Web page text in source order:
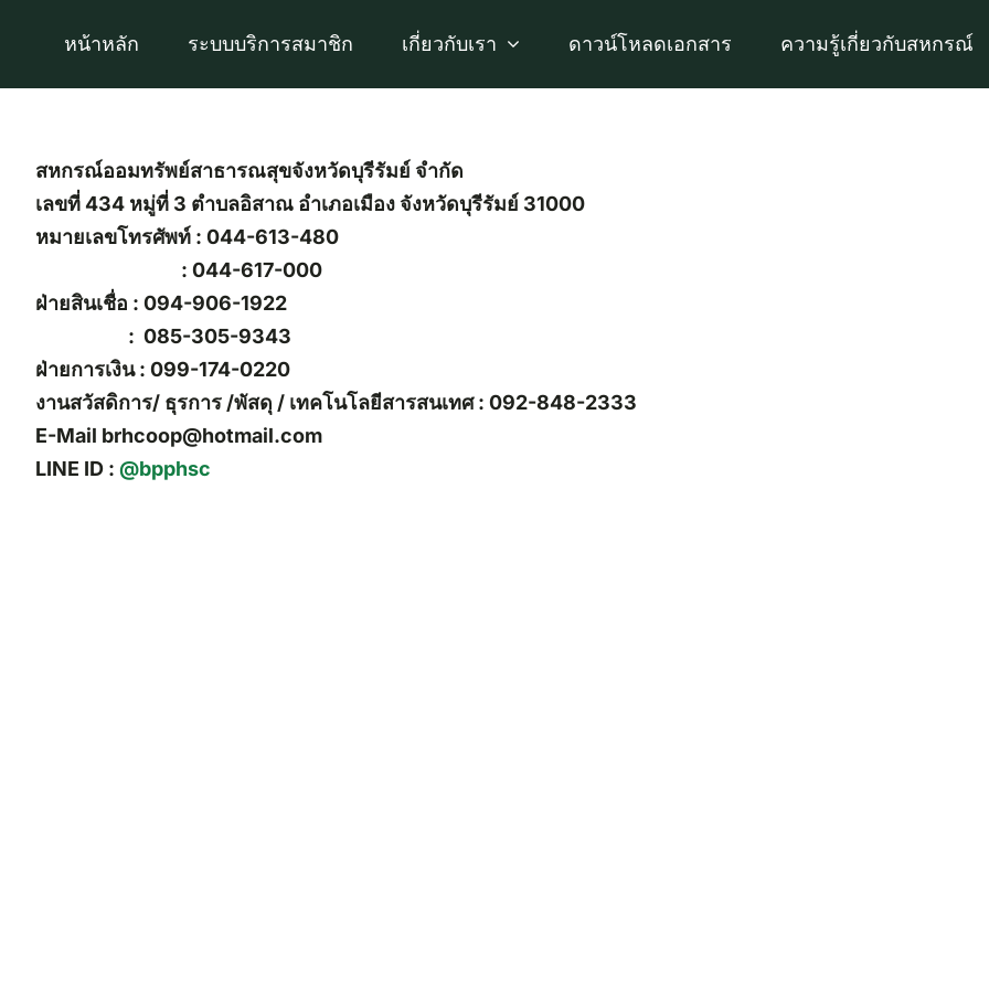
หน้าหลัก ระบบบริการสมาชิก เกี่ยวกับเรา ดาวน์โหลดเอกสาร ความรู้เกี่ยวกับสหกรณ์
สหกรณ์ออมทรัพย์สาธารณสุขจังหวัดบุรีรัมย์ จำกัด
เลขที่ 434 หมู่ที่ 3 ตำบลอิสาณ อำเภอเมือง จังหวัดบุรีรัมย์ 31000
หมายเลขโทรศัพท์ : 044-613-480
: 044-617-000
ฝ่ายสินเชื่อ : 094-906-1922
: 085-305-9343
ฝ่ายการเงิน : 099-174-0220
งานสวัสดิการ/ ธุรการ /พัสดุ / เทคโนโลยีสารสนเทศ : 092-848-2333
E-Mail brhcoop@hotmail.com
LINE ID : @bpphsc